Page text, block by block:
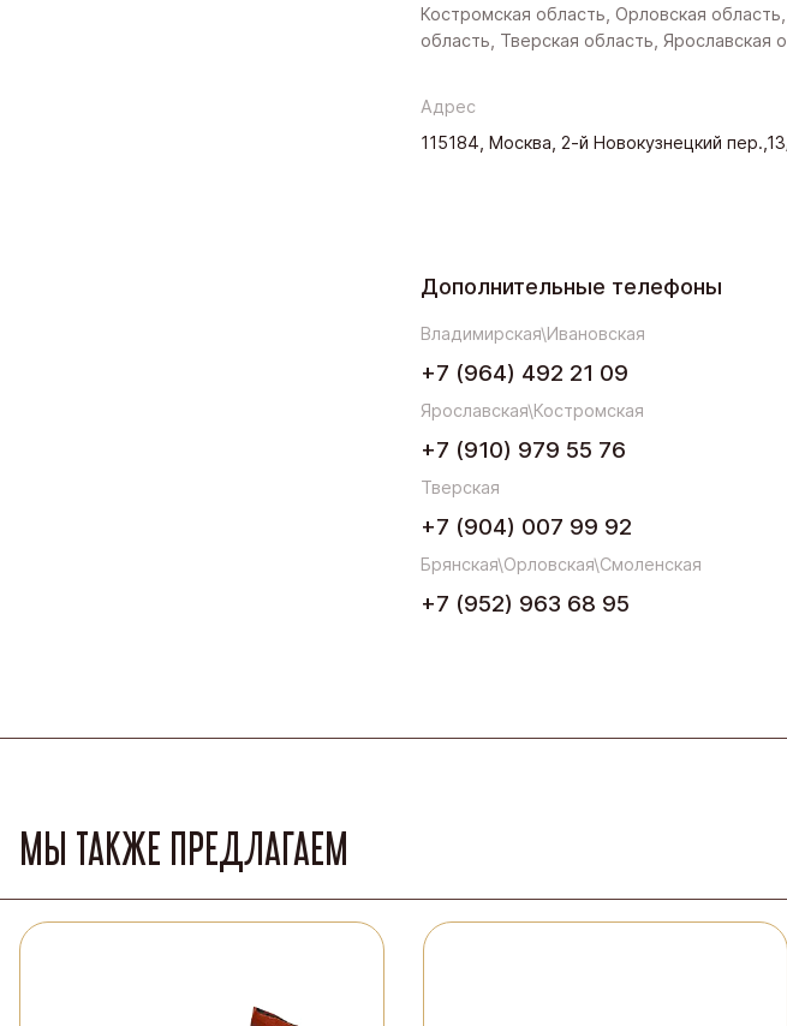
Костромская область, Орловская
область, Тверская область, Ярославская
Адрес
115184, Москва, 2-й Новокузнецкий
Дополнительные телефоны
Владимирская\Ивановская
+7 (964) 492 21 09
Ярославская\Костромская
+7 (910) 979 55 76
Тверская
+7 (904) 007 99 92
Брянская\Орловская\Смоленская
+7 (952) 963 68 95
МЫ ТАКЖЕ ПРЕДЛАГАЕМ